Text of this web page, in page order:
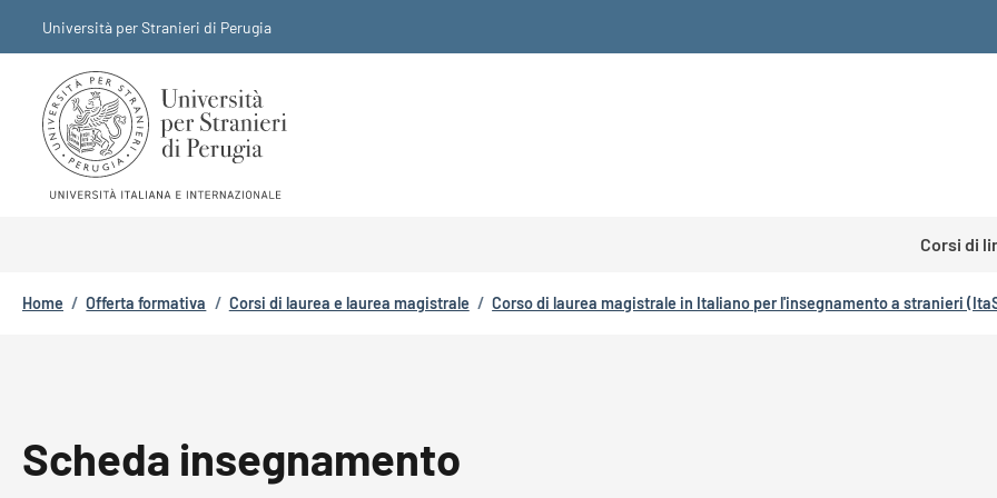
Università per Stranieri di Perugia
Corsi di
Briciole di pane
Home / Offerta formativa / Corsi di laurea e laurea magistrale / Corso di laurea magistrale in Italiano per l'insegnamento a stranieri
Scheda insegnamento